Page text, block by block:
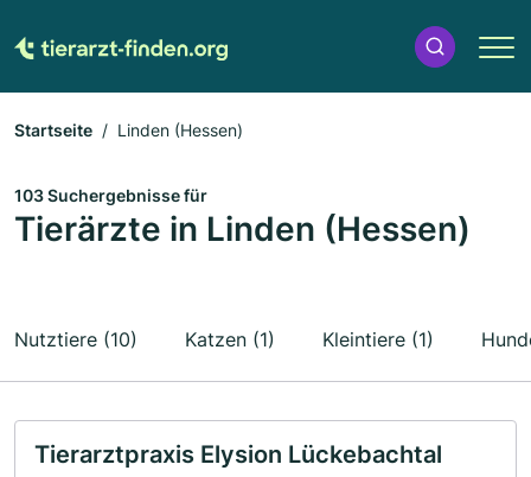
Startseite Linden (Hessen)
103 Suchergebnisse für
Tierärzte in Linden (Hessen)
Nutztiere (10) Katzen (1) Kleintiere (1)
Tierarztpraxis Elysion Lückebachtal